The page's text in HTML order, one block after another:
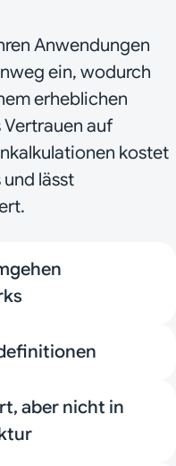
Anwendungen
ein, wodurch
erheblichen
Vertrauen auf
kostet
lässt
aber nicht in